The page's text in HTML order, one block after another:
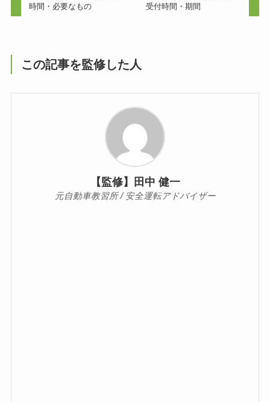
時間・必要なもの
受付時間・期間
この記事を監修した人
【監修】田中 健一
元自動車教習所 / 安全運転アドバイザー